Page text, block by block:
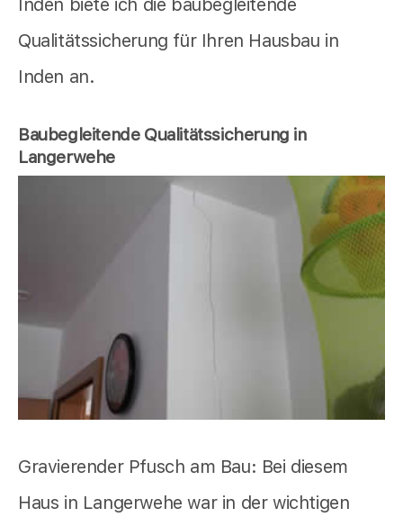
Inden biete ich die baubegleitende
Qualitätssicherung für Ihren Hausbau in
Inden an.
Baubegleitende Qualitätssicherung in
Langerwehe
Gravierender Pfusch am Bau: Bei diesem
Haus in Langerwehe war in der wichtigen